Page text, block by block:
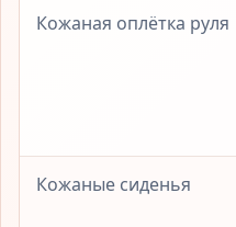
Кожаная оплётка руля
Кожаные сиденья